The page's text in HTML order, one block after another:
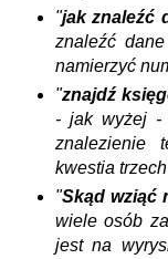
"jak znaleźć
znaleźć
namierzyć
"znajdź
- jak wyżej -
znalezienie
kwestia
"Skąd wziąć
wiele osób
jest na